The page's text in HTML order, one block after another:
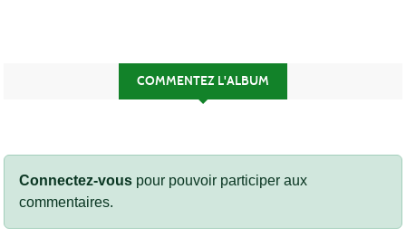
COMMENTEZ L'ALBUM
Connectez-vous pour pouvoir participer aux
commentaires.